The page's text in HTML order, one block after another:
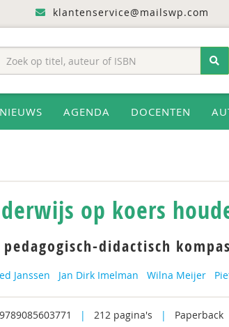
klantenservice@mailswp.com
NIEUWS AGENDA DOCENTEN
op koers
pedagogisch-didactisch kompas
Janssen Jan Dirk Imelman Wilna Meijer
9789085603771 | 212 pagina's | Paperback